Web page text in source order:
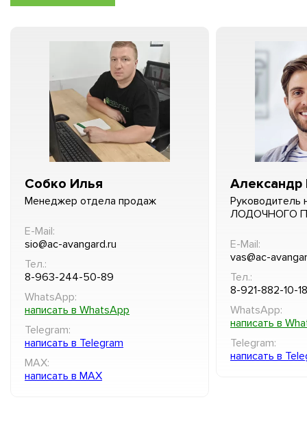
Собко Илья
Менеджер отдела продаж
E-Mail:
sio@ac-avangard.ru
Тел.:
8-963-244-50-89
WhatsApp:
написать в WhatsApp
Telegram:
написать в Telegram
MAX:
написать в MAX
Александр
Руководитель
ЛОДОЧНОГО
E-Mail:
vas@ac-
Тел.:
8-921-882-10-18
WhatsApp:
написать в
Telegram:
написать в